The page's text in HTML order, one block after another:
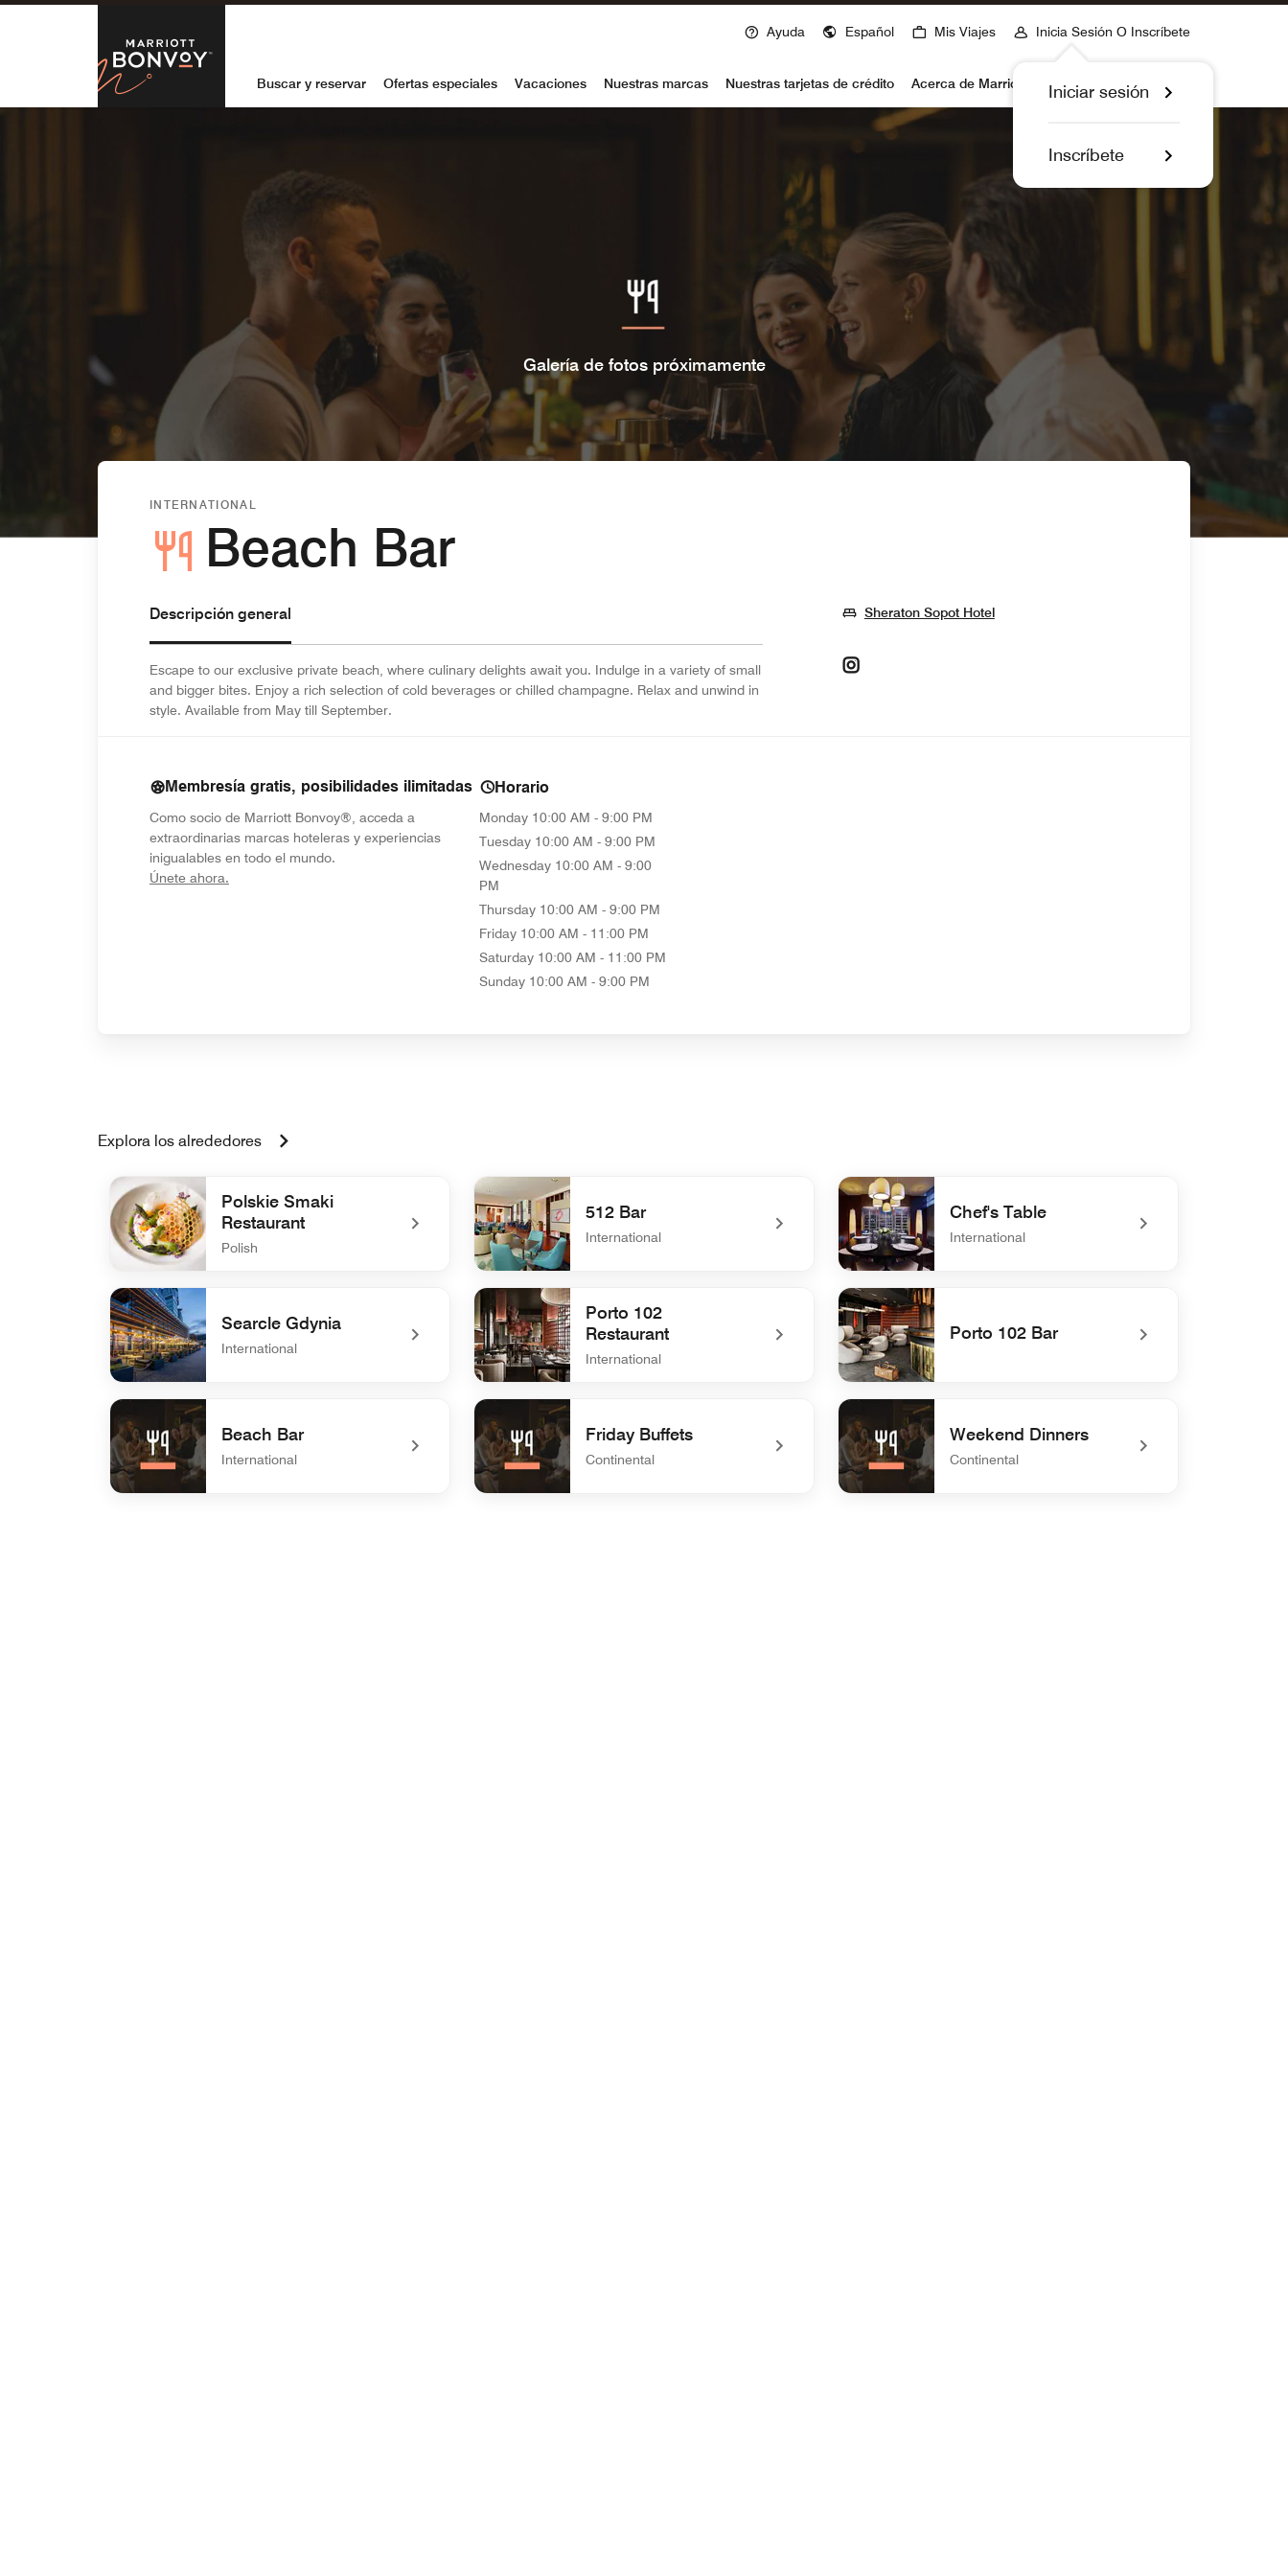
Skip to Content
Marriott Bonvoy
Ayuda Español Mis Viajes Inicia Sesión O Inscríbete
Iniciar sesión
Inscríbete
Buscar y reservar Ofertas especiales Vacaciones Nuestras marcas Nuestras tarjetas de crédito Acerca de Marriott Bonvoy
Galería de fotos próximamente
INTERNATIONAL
Beach Bar
Descripción general
Escape to our exclusive private beach, where culinary delights await you. Indulge in a variety of small
and bigger bites. Enjoy a rich selection of cold beverages or chilled champagne. Relax and unwind in
style. Available from May till September.
Sheraton Sopot HotelOpens In New Window
Opens In New Window
Membresía gratis, posibilidades ilimitadas
Como socio de Marriott Bonvoy®, acceda a
extraordinarias marcas hoteleras y experiencias
inigualables en todo el mundo.
Únete ahora.
Horario
Monday 10:00 AM - 9:00 PM
Tuesday 10:00 AM - 9:00 PM
Wednesday 10:00 AM - 9:00
PM
Thursday 10:00 AM - 9:00 PM
Friday 10:00 AM - 11:00 PM
Saturday 10:00 AM - 11:00 PM
Sunday 10:00 AM - 9:00 PM
Explora los alrededores
Polskie Smaki
Restaurant
Polish
undefined Polskie Smaki Restaurant
512 Bar
International
undefined 512 Bar
Chef's Table
International
undefined Chef's Table
Searcle Gdynia
International
undefined Searcle Gdynia
Porto 102
Restaurant
International
undefined Porto 102 Restaurant
Porto 102 Bar
undefined Porto 102 Bar
Beach Bar
International
Friday Buffets
Continental
Weekend Dinners
Continental